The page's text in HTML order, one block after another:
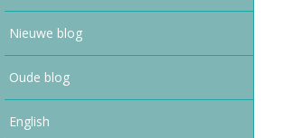
Nieuwe blog
Oude blog
English